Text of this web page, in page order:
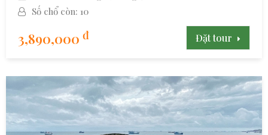
Số chổ còn: 10
3,890,000 đ Đặt tour